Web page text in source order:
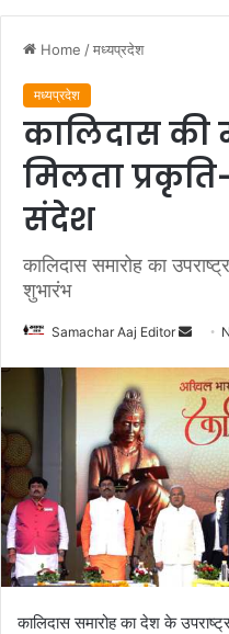
Home /मध्यप्रदेश
मध्यप्रदेश
कालिदास
मिलता
संदेश
कालिदास समारोह का
शुभारंभ
Samachar Aaj Editor
Send
email
कालिदास समारोह का देश के